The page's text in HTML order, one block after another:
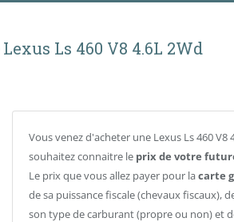
Ls 460 V8 4.6L 2Wd
Vous venez d'acheter une Lexus Ls 460
souhaitez connaitre le prix de votre
Le prix que vous allez payer pour lacarte
de sa puissance fiscale (chevaux fiscaux),
son type de carburant (propre ou non) et